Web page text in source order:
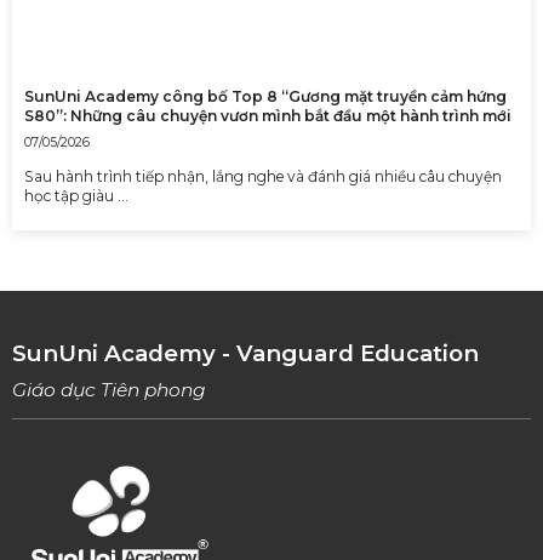
SunUni Academy công bố Top 8 “Gương mặt truyền cảm hứng
S80”: Những câu chuyện vươn mình bắt đầu một hành trình mới
07/05/2026
Sau hành trình tiếp nhận, lắng nghe và đánh giá nhiều câu chuyện
học tập giàu …
SunUni Academy - Vanguard Education
Giáo dục Tiên phong